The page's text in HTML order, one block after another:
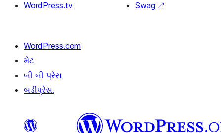
WordPress.tv
Swag ↗
WordPress.com
મેટ
બી બી પ્રેસ
બડીપ્રેસ.